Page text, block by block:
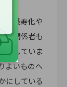
の長寿化や
府関係者も
促していま
よいものへ
にしている